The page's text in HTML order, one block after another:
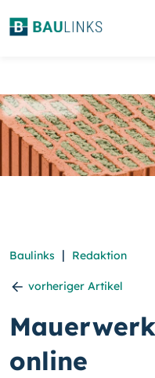
Baulinks | Redaktion
vorheriger Artikel
online